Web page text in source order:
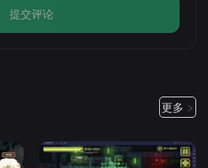
提交评论
更多 >